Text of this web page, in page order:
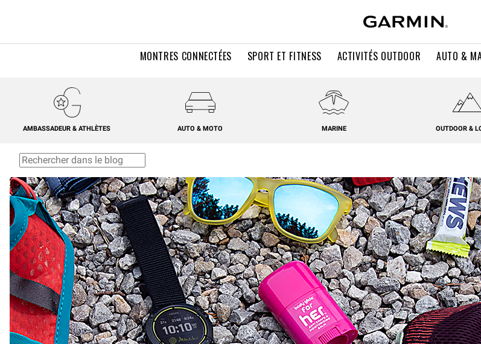
MONTRES CONNECTÉES SPORT ET FITNESS ACTIVITÉS OUTDOOR AUTO &
AMBASSADEUR & ATHLÈTES AUTO & MOTO MARINE OUTDOOR &